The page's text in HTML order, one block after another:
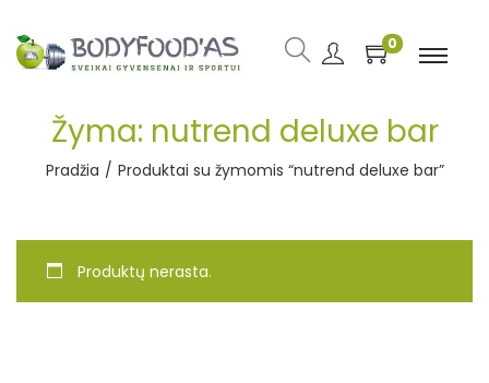
0
Žyma: nutrend deluxe bar
Pradžia / Produktai su žymomis “nutrend deluxe bar”
Produktų nerasta.